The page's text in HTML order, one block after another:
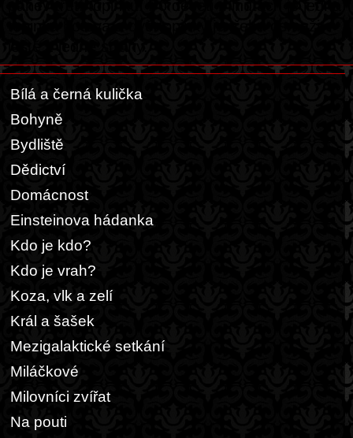
Bílá a černá kulička
Bohyně
Bydliště
Dědictví
Domácnost
Einsteinova hádanka
Kdo je kdo?
Kdo je vrah?
Koza, vlk a zelí
Král a šašek
Mezigalaktické setkání
Miláčkové
Milovníci zvířat
Na pouti